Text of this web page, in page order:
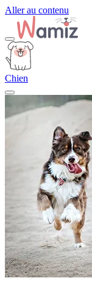
Aller au contenu
Chien